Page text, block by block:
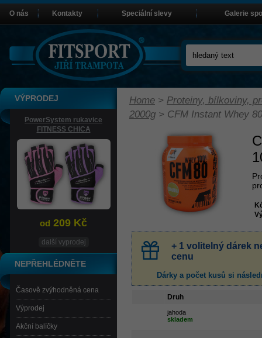
Home > Proteiny, bílkoviny,
2000g > CFM Instant Whey
+ 1 volitelný dárek
cenu
Dárky a počet kusů si
Druh
jahoda
skladem
VÝPRODEJ
PowerSystem rukavice
FITNESS CHICA
od 209 Kč
další vyprodej
NEPŘEHLÉDNĚTE
Časově zvýhodněná cena
Výprodej
Akční balíčky
O nás Kontakty Speciální slevy Galerie